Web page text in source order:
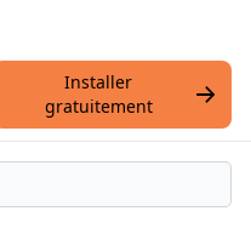
Installer
gratuitement